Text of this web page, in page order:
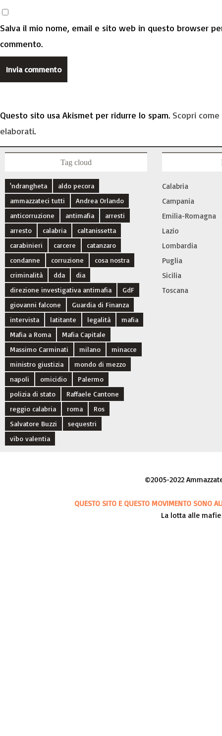
Salva il mio nome, email e sito web in questo browser
commento.
Questo sito usa Akismet per ridurre lo spam. Scopri
elaborati.
Tag cloud
'ndrangheta
aldo pecora
ammazzateci tutti
Andrea Orlando
anticorruzione
antimafia
arresti
arresto
calabria
caltanissetta
carabinieri
carcere
catanzaro
condanne
corruzione
cosa nostra
criminalità
dda
dia
direzione investigativa antimafia
GdF
giovanni falcone
Guardia di Finanza
intervista
latitante legalità
mafia
Mafia a Roma
Mafia Capitale
Massimo Carminati
milano
minacce
ministro giustizia
mondo di mezzo
napoli
omicidio
Palermo
polizia di stato
Raffaele Cantone
reggio calabria
roma
Ros
Salvatore Buzzi
sequestri
vibo valentia
Calabria
Campania
Emilia-Romagna
Lazio
Lombardia
Puglia
Sicilia
Toscana
©2005-2022
QUESTO SITO E QUESTO MOVIMENTO SONO
La lotta alle